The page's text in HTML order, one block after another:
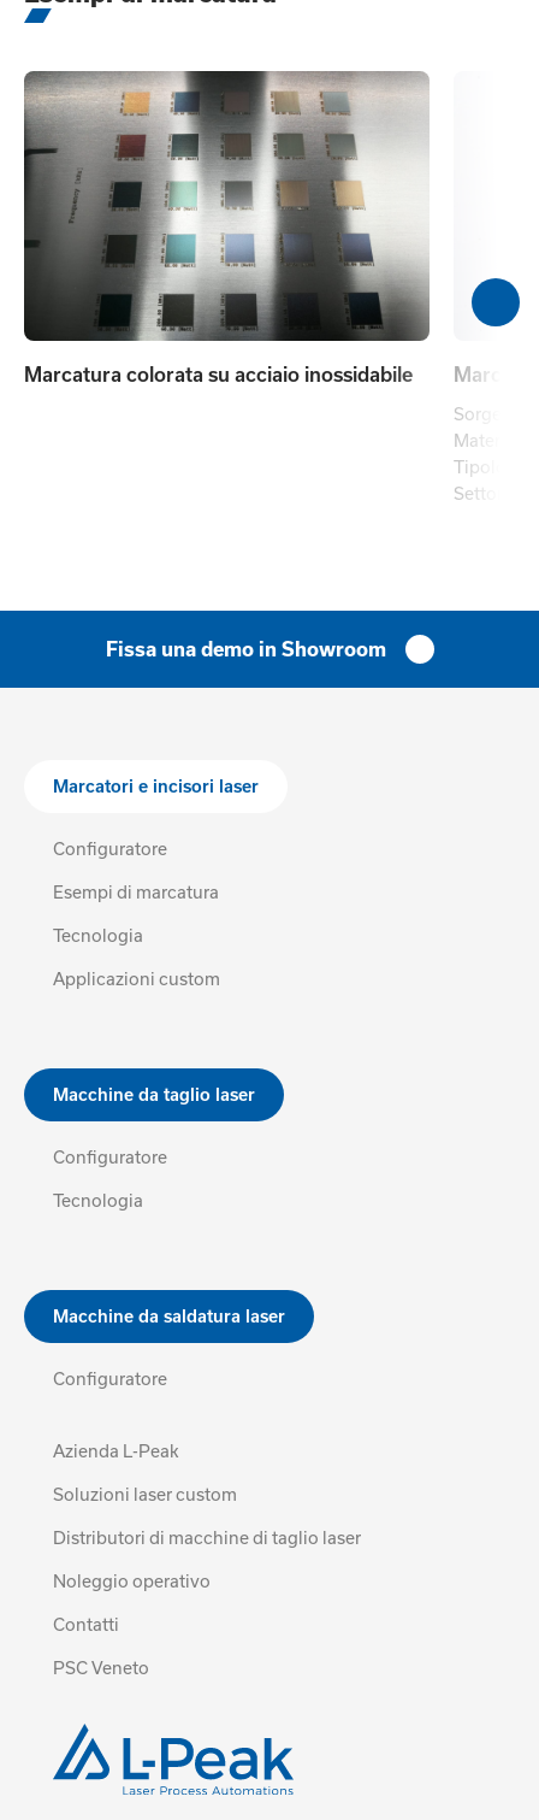
Marcatura colorata su acciaio inossidabile
Sorgente
Tipologia
Settore
Fissa una demo in Showroom
Marcatori e incisori laser
Configuratore
Esempi di marcatura
Tecnologia
Applicazioni custom
Macchine da taglio laser
Configuratore
Tecnologia
Macchine da saldatura laser
Configuratore
Azienda L-Peak
Soluzioni laser custom
Distributori di macchine di taglio laser
Noleggio operativo
Contatti
PSC Veneto